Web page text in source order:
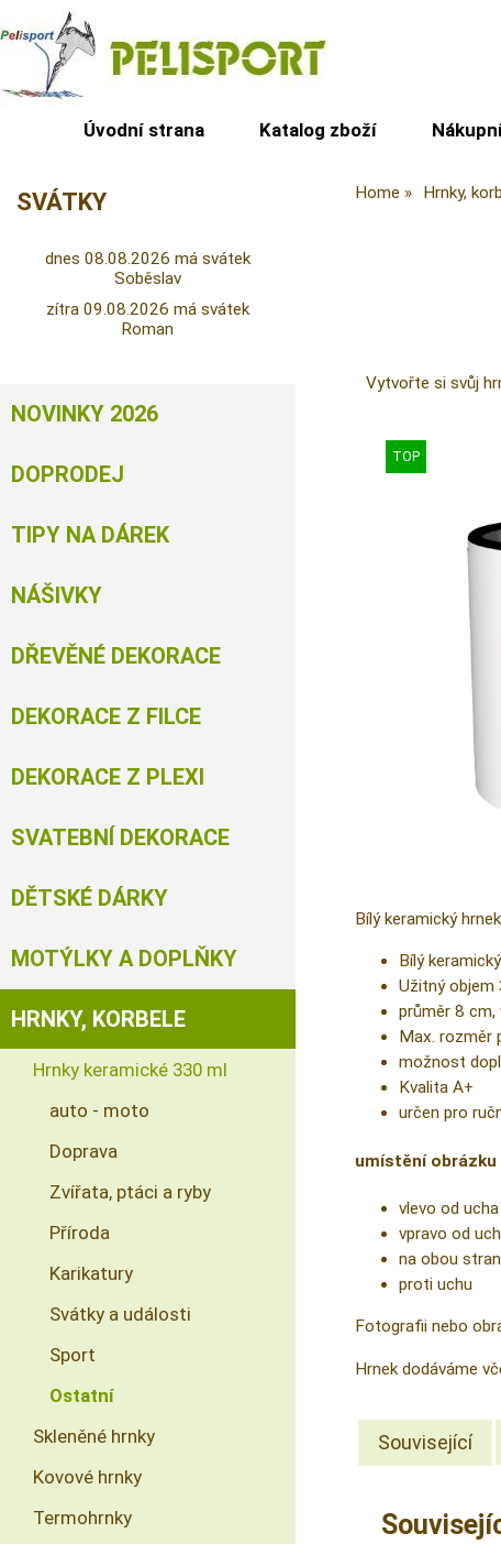
Úvodní strana Katalog zboží
Home Hrnky,
Vytvořte si svůj
Bílý keramický
Bílý
Užitný objem
průměr 8 cm,
Max. rozměr
možnost
Kvalita A+
určen pro
umístění obrázku
vlevo od ucha
vpravo od
na obou
proti uchu
Fotografii nebo
Hrnek dodáváme
Související
SVÁTKY
dnes 08.08.2026 má svátek
Soběslav
zítra 09.08.2026 má svátek
Roman
NOVINKY 2026
DOPRODEJ
TIPY NA DÁREK
NÁŠIVKY
DŘEVĚNÉ DEKORACE
DEKORACE Z FILCE
DEKORACE Z PLEXI
SVATEBNÍ DEKORACE
DĚTSKÉ DÁRKY
MOTÝLKY A DOPLŇKY
HRNKY, KORBELE
Hrnky keramické 330 ml
auto - moto
Doprava
Zvířata, ptáci a ryby
Příroda
Karikatury
Svátky a události
Sport
Ostatní
Skleněné hrnky
Kovové hrnky
Termohrnky